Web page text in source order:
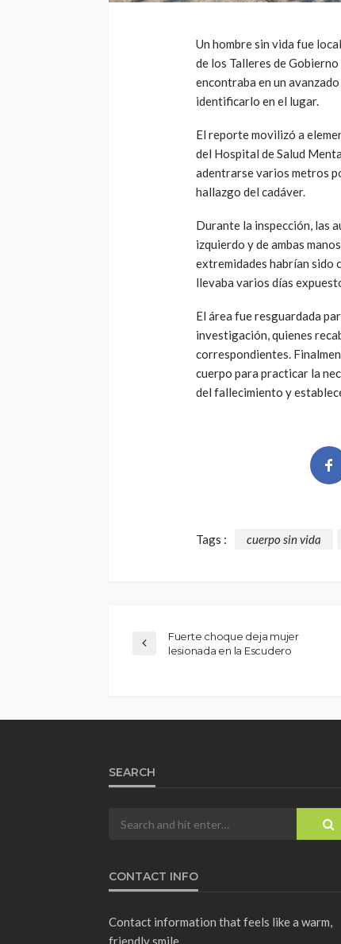
Un hombre sin vida fue
de los Talleres de
encontraba en un
identificarlo en el lugar.
El reporte movilizó a
del Hospital de Salud
adentrarse varios metros
hallazgo del cadáver.
Durante la inspección, las
izquierdo y de ambas
extremidades habrían sido
llevaba varios días
El área fue resguardada
investigación, quienes
correspondientes.
cuerpo para practicar la
del fallecimiento y
Tags : cuerpo sin vida
Fuerte choque deja mujer
lesionada en la Escudero
SEARCH
CONTACT INFO
Contact information that feels like a warm,
friendly smile.